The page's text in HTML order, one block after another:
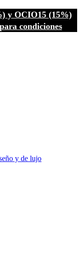
y OCIO15 (15%)
condiciones